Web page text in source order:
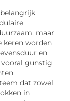
maar
keren worden
en
gunstig
dat zowel
in